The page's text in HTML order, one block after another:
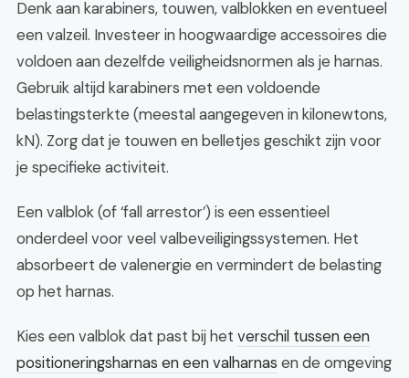
Denk aan karabiners, touwen, valblokken en eventueel
een valzeil. Investeer in hoogwaardige accessoires die
voldoen aan dezelfde veiligheidsnormen als je harnas.
Gebruik altijd karabiners met een voldoende
belastingsterkte (meestal aangegeven in kilonewtons,
kN). Zorg dat je touwen en belletjes geschikt zijn voor
je specifieke activiteit.
Een valblok (of ‘fall arrestor’) is een essentieel
onderdeel voor veel valbeveiligingssystemen. Het
absorbeert de valenergie en vermindert de belasting
op het harnas.
Kies een valblok dat past bij het verschil tussen een
positioneringsharnas en een valharnas en de omgeving